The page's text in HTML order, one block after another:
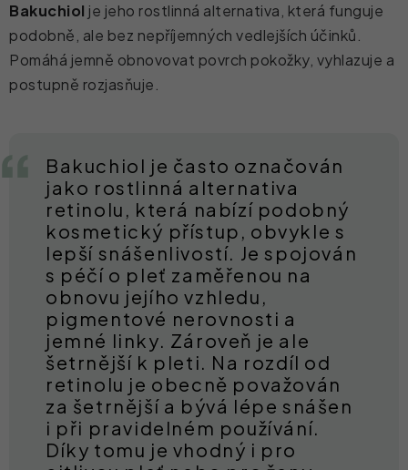
Bakuchiol je jeho rostlinná alternativa, která funguje
podobně, ale bez nepříjemných vedlejších účinků.
Pomáhá jemně obnovovat povrch pokožky, vyhlazuje a
postupně rozjasňuje.
Bakuchiol je často označován
jako rostlinná alternativa
retinolu, která nabízí podobný
kosmetický přístup, obvykle s
lepší snášenlivostí. Je spojován
s péčí o pleť zaměřenou na
obnovu jejího vzhledu,
pigmentové nerovnosti a
jemné linky. Zároveň je ale
šetrnější k pleti. Na rozdíl od
retinolu je obecně považován
za šetrnější a bývá lépe snášen
i při pravidelném používání.
Díky tomu je vhodný i pro